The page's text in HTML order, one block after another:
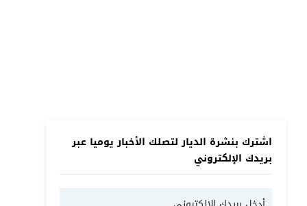
اشترك بنشرة الديار لتصلك الأخبار يوميا عبر
بريدك الإلكتروني